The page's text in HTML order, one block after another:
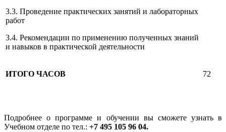
3.3. Проведение практических занятий и лабораторных
работ
3.4. Рекомендации по применению полученных знаний
и навыков в практической деятельности
ИТОГО ЧАСОВ 72
Подробнее о программе и обучении вы сможете узнать в
Учебном отделе по тел.: +7 495 105 96 04.